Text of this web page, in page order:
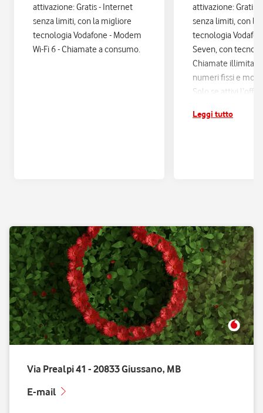
attivazione: Gratis - Internet
senza limiti, con la migliore
tecnologia Vodafone - Modem
Wi-Fi 6 - Chiamate a consumo.
attivazione: Gratis.
senza limiti, con la
tecnologia
Seven, con
Chiamate illimitate
numeri fissi e
Solo se attivi
sconti ed
Leggi tutto
Via Prealpi 41 - 20833 Giussano, MB
E-mail